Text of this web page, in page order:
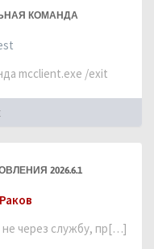
КОМАНДА
mcclient.exe /exit
2026.6.1
через службу, пр[…]